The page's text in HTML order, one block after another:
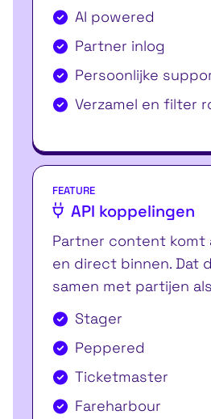
AI powered
Partner inlog
Persoonlijke
Verzamel en filter
FEATURE
API koppelingen
Partner content komt
en direct binnen. Dat
samen met partijen
Stager
Peppered
Ticketmaster
Fareharbour